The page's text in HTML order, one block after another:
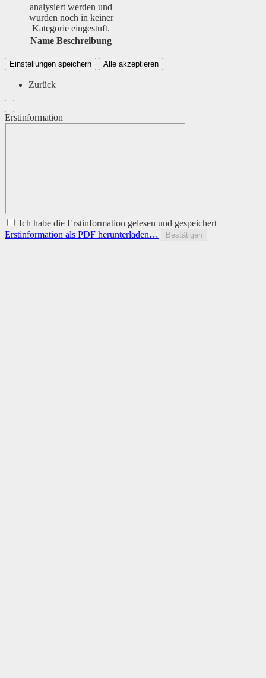
analysiert werden und
wurden noch in keiner
Kategorie eingestuft.
Name Beschreibung
Einstellungen speichern Alle akzeptieren
Zurück
Erstinformation
Ich habe die Erstinformation gelesen und gespeichert
Erstinformation als PDF herunterladen…
Bestätigen